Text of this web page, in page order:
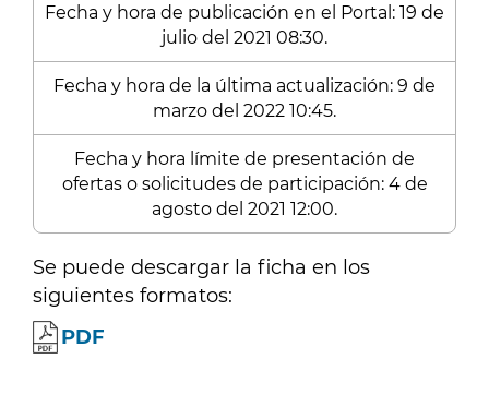
Fecha y hora de publicación en el Portal: 19 de
julio del 2021 08:30.
Fecha y hora de la última actualización: 9 de
marzo del 2022 10:45.
Fecha y hora límite de presentación de
ofertas o solicitudes de participación: 4 de
agosto del 2021 12:00.
Se puede descargar la ficha en los
siguientes formatos:
PDF